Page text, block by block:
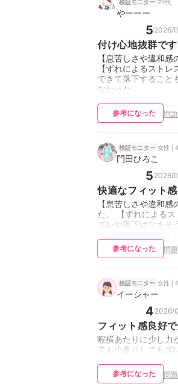
検証モニター 20代
やーーー
5 2026/
付け心地抜群です
【息苦しさや違和
【ずれによるスト
できて落下すること
なかった。
参考になった 問
検証モニター 女性 |
門田ひろこ
5 2026/
快適なフィット
【息苦しさや違和
た。 【ずれによる
ズレや落下はなさそ
参考になった 問
検証モニター 女性 |
イーシャー
4 2026/
フィット感良好
喉横あたりに少し力
ても小走りしてもズ
参考になった 問